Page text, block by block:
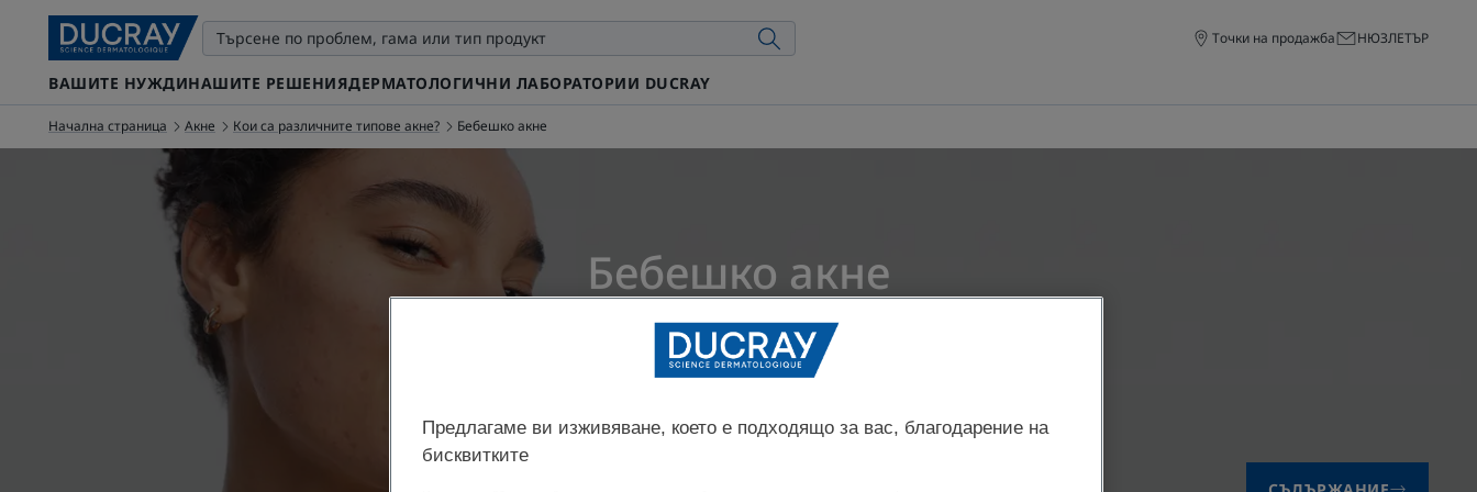
Точки на продажба НЮЗЛЕТЪР
ВАШИТЕ НУЖДИНАШИТЕ РЕШЕНИЯДЕРМАТОЛОГИЧНИ ЛАБОРАТОРИИ DUCRAY
Начална страница Акне Кои са различните типове акне? Бебешко акне
Бебешко акне
, одобрено отнашите медицински експерти на DUCRAY
Предлагаме ви изживяване, което е подходящо за вас, благодарение на
бисквитките